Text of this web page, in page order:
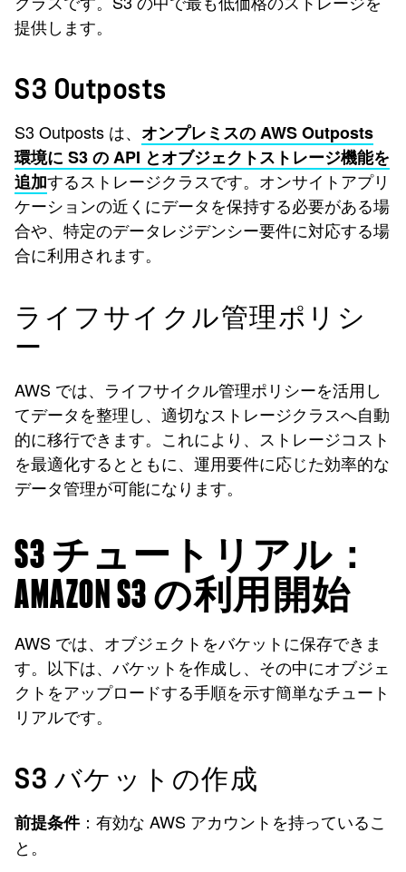
提供します。
S3 Outposts
S3 Outposts は、 オンプレミスの AWS Outposts
環境に S3 の API とオブジェクトストレージ機能を
追加するストレージクラスです。オンサイトアプリ
ケーションの近くにデータを保持する必要がある場
合や、特定のデータレジデンシー要件に対応する場
合に利用されます。
ライフサイクル管理ポリシ
ー
AWS では、ライフサイクル管理ポリシーを活用し
てデータを整理し、適切なストレージクラスへ自動
的に移行できます。これにより、ストレージコスト
を最適化するとともに、運用要件に応じた効率的な
データ管理が可能になります。
S3 チュートリアル：
AMAZON S3 の利用開始
AWS では、オブジェクトをバケットに保存できま
す。以下は、バケットを作成し、その中にオブジェ
クトをアップロードする手順を示す簡単なチュート
リアルです。
S3 バケットの作成
前提条件：有効な AWS アカウントを持っているこ
と。